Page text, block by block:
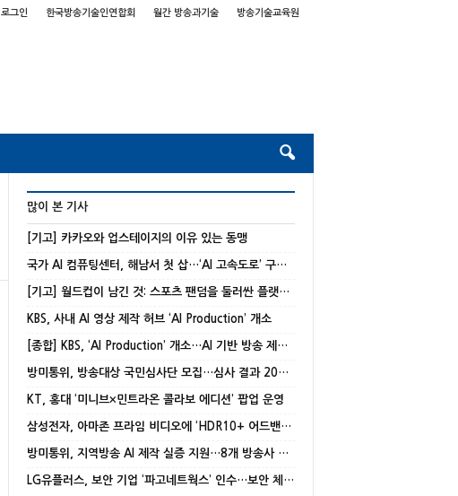
로그인 한국방송기술인연합회 월간 방송과기술 방송기술교육원
많이 본 기사
[기고] 카카오와 업스테이지의 이유 있는 동맹
국가 AI 컴퓨팅센터, 해남서 첫 삽…‘AI 고속도로’ 구축 본격화
[기고] 월드컵이 남긴 것: 스포츠 팬덤을 둘러싼 플랫폼 경쟁의 재편
KBS, 사내 AI 영상 제작 허브 ‘AI Production’ 개소
[종합] KBS, ‘AI Production’ 개소…AI 기반 방송 제작 본격화
방미통위, 방송대상 국민심사단 모집…심사 결과 20% 반영
KT, 홍대 ‘미니브×민트라온 콜라보 에디션’ 팝업 운영
삼성전자, 아마존 프라임 비디오에 ‘HDR10+ 어드밴스드’ 적용
방미통위, 지역방송 AI 제작 실증 지원…8개 방송사 선정
LG유플러스, 보안 기업 ‘파고네트웍스’ 인수…보안 체계 고도화